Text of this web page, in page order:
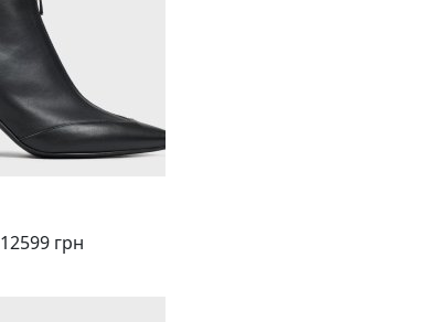
12599 грн